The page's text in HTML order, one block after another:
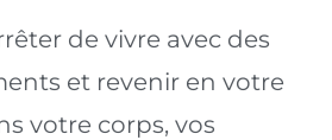
de vivre avec des
et revenir en votre
votre corps, vos